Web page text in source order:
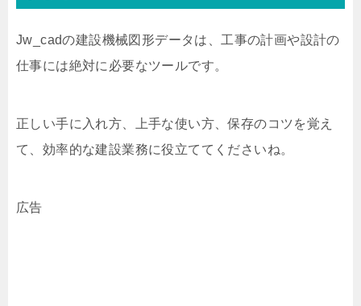
Jw_cadの建設機械図形データは、工事の計画や設計の
仕事には絶対に必要なツールです。
正しい手に入れ方、上手な使い方、保存のコツを覚え
て、効率的な建設業務に役立ててくださいね。
広告